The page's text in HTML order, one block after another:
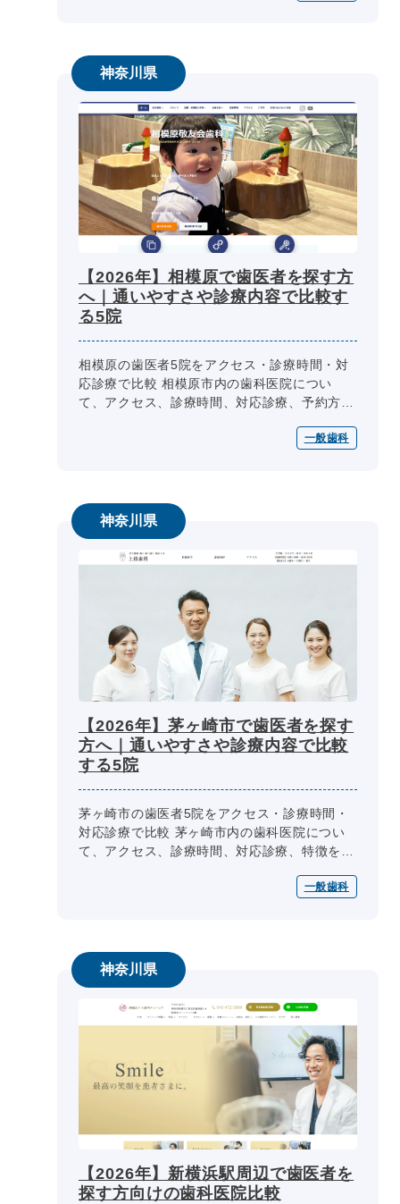
神奈川県
【2026年】相模原で歯医者を探す方
へ｜通いやすさや診療内容で比較す
る5院
相模原の歯医者5院をアクセス・診療時間・対
応診療で比較 相模原市内の歯科医院につい
て、アクセス、診療時間、対応診療、予約方
較する際は、公式サイトの最新情報も...一般歯科
神奈川県
【2026年】茅ヶ崎市で歯医者を探す
方へ｜通いやすさや診療内容で比較
する5院
茅ヶ崎市の歯医者5院をアクセス・診療時間・
対応診療で比較 茅ヶ崎市内の歯科医院につい
て、アクセス、診療時間、対応診療、特徴を一
一般歯科
神奈川県
【2026年】新横浜駅周辺で歯医者を
探す方向けの歯科医院比較